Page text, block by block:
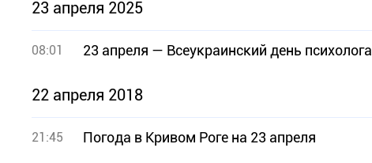
23 апреля 2025
08:01 23 апреля — Всеукраинский день психолога
22 апреля 2018
21:45 Погода в Кривом Роге на 23 апреля